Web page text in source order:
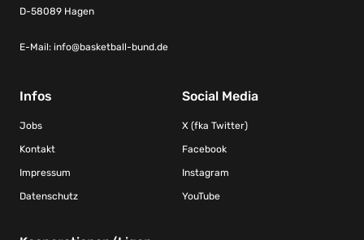
D-58089 Hagen
E-Mail: info@basketball-bund.de
Infos
Jobs
Kontakt
Impressum
Datenschutz
Social Media
X (fka Twitter)
Facebook
Instagram
YouTube